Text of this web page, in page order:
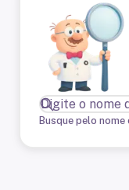
Busque pelo